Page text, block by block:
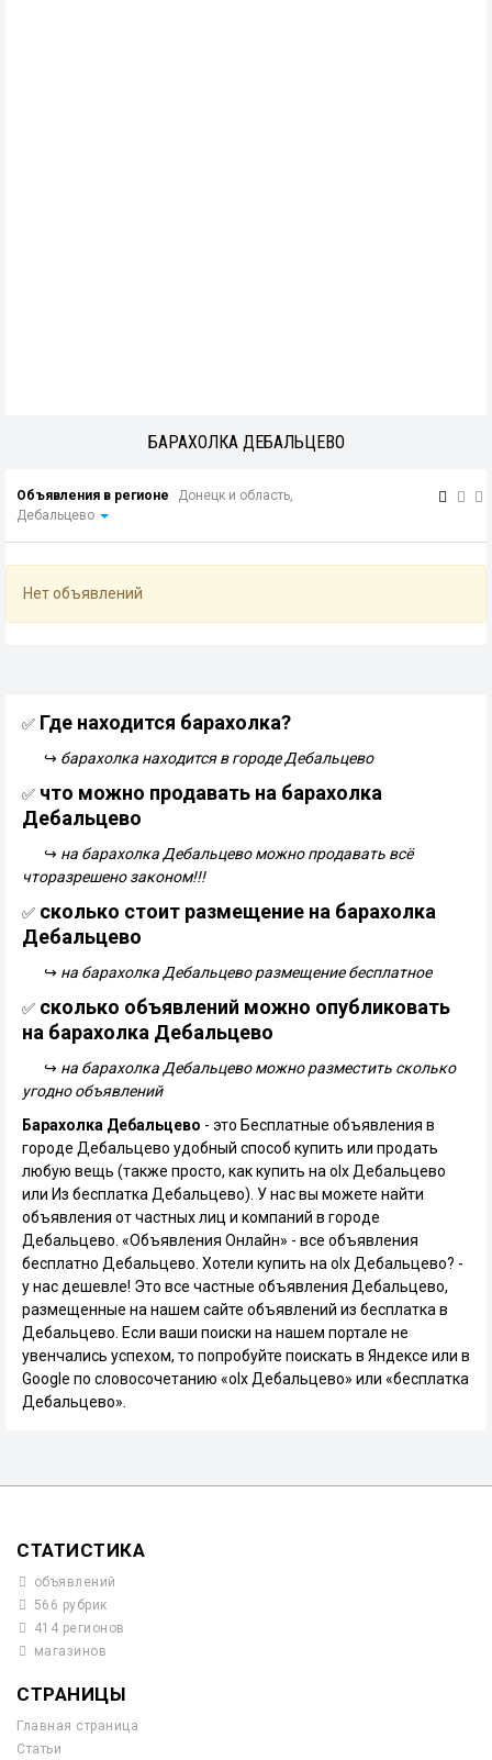
БАРАХОЛКА ДЕБАЛЬЦЕВО
Объявления в регионе
Донецк и область,
Дебальцево
Нет объявлений
✅ Где находится барахолка?
↪ барахолка находится в городе Дебальцево
✅ что можно продавать на барахолка
Дебальцево
↪ на барахолка Дебальцево можно продавать всё
чторазрешено законом!!!
✅ сколько стоит размещение на барахолка
Дебальцево
↪ на барахолка Дебальцево размещение бесплатное
✅ сколько объявлений можно опубликовать
на барахолка Дебальцево
↪ на барахолка Дебальцево можно разместить сколько
угодно объявлений
Барахолка Дебальцево - это Бесплатные объявления в
городе Дебальцево удобный способ купить или продать
любую вещь (также просто, как купить на olx Дебальцево
или Из бесплатка Дебальцево). У нас вы можете найти
объявления от частных лиц и компаний в городе
Дебальцево. «Объявления Онлайн» - все объявления
бесплатно Дебальцево. Хотели купить на olx Дебальцево? -
у нас дешевле! Это все частные объявления Дебальцево,
размещенные на нашем сайте объявлений из бесплатка в
Дебальцево. Если ваши поиски на нашем портале не
увенчались успехом, то попробуйте поискать в Яндексе или в
Google по словосочетанию «olx Дебальцево» или «бесплатка
Дебальцево».
СТАТИСТИКА
объявлений
566 рубрик
414 регионов
магазинов
СТРАНИЦЫ
Главная страница
Статьи